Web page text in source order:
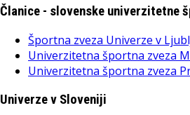
Članice - slovenske univerzitetne
Športna zveza Univerze v
Univerzitetna športna zveza
Univerzitetna športna zveza
Univerze v Sloveniji